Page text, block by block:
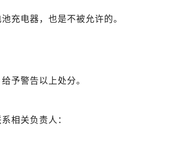
充电器，也是不被允许的。
予警告以上处分。
相关负责人：